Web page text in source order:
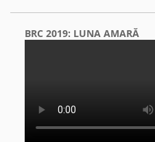
BRC 2019: LUNA AMARĂ